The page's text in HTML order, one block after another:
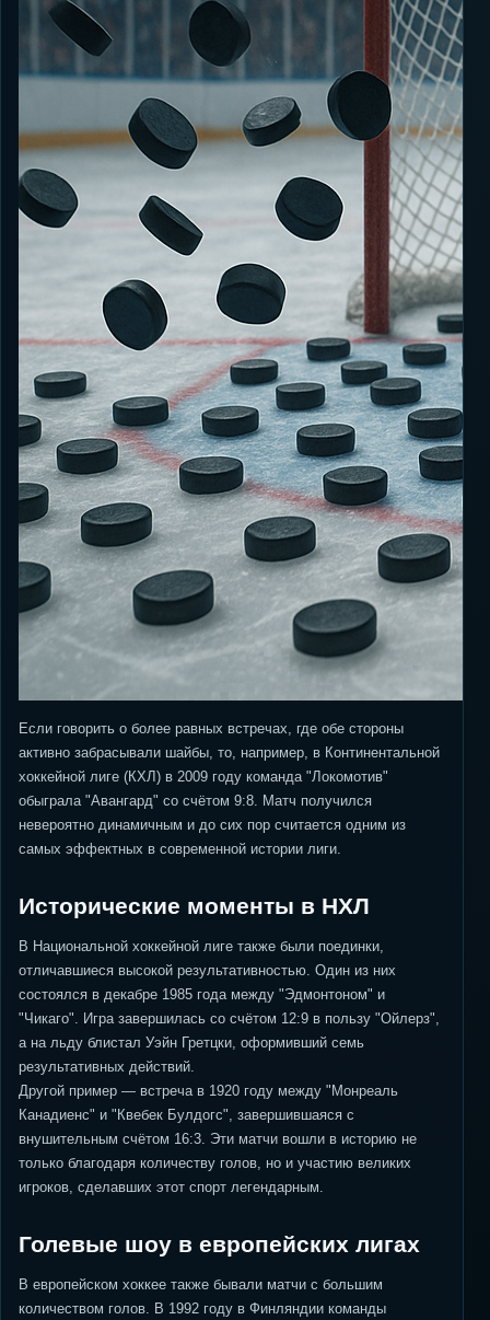
Если говорить о более равных встречах, где обе стороны
активно забрасывали шайбы, то, например, в Континентальной
хоккейной лиге (КХЛ) в 2009 году команда "Локомотив"
обыграла "Авангард" со счётом 9:8. Матч получился
невероятно динамичным и до сих пор считается одним из
самых эффектных в современной истории лиги.
Исторические моменты в НХЛ
В Национальной хоккейной лиге также были поединки,
отличавшиеся высокой результативностью. Один из них
состоялся в декабре 1985 года между "Эдмонтоном" и
"Чикаго". Игра завершилась со счётом 12:9 в пользу "Ойлерз",
а на льду блистал Уэйн Гретцки, оформивший семь
результативных действий.
Другой пример — встреча в 1920 году между "Монреаль
Канадиенс" и "Квебек Булдогс", завершившаяся с
внушительным счётом 16:3. Эти матчи вошли в историю не
только благодаря количеству голов, но и участию великих
игроков, сделавших этот спорт легендарным.
Голевые шоу в европейских лигах
В европейском хоккее также бывали матчи с большим
количеством голов. В 1992 году в Финляндии команды